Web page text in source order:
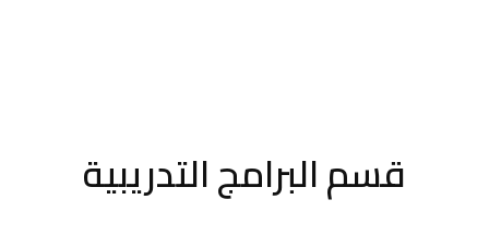
قسم البرامج التدريبية